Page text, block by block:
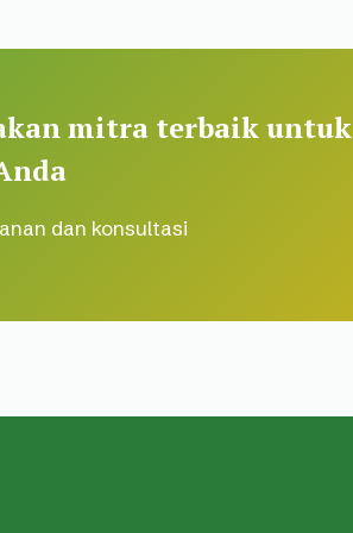
mitra terbaik untuk
dan konsultasi